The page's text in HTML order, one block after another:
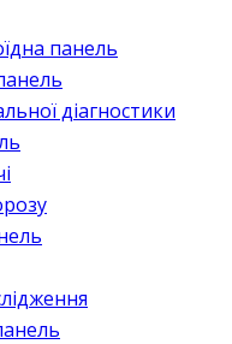
панель
діагностики